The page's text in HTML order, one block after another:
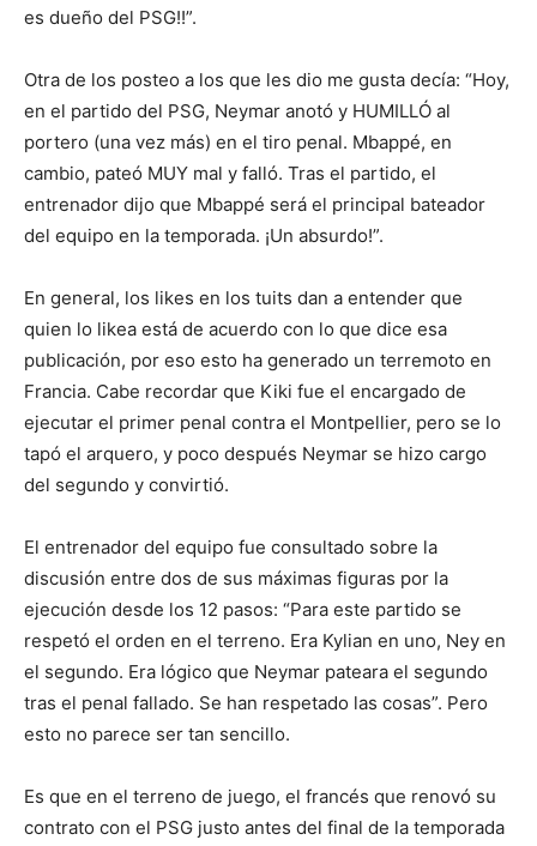
es dueño del PSG!!”.
Otra de los posteo a los que les dio me gusta decía: “Hoy,
en el partido del PSG, Neymar anotó y HUMILLÓ al
portero (una vez más) en el tiro penal. Mbappé, en
cambio, pateó MUY mal y falló. Tras el partido, el
entrenador dijo que Mbappé será el principal bateador
del equipo en la temporada. ¡Un absurdo!”.
En general, los likes en los tuits dan a entender que
quien lo likea está de acuerdo con lo que dice esa
publicación, por eso esto ha generado un terremoto en
Francia. Cabe recordar que Kiki fue el encargado de
ejecutar el primer penal contra el Montpellier, pero se lo
tapó el arquero, y poco después Neymar se hizo cargo
del segundo y convirtió.
El entrenador del equipo fue consultado sobre la
discusión entre dos de sus máximas figuras por la
ejecución desde los 12 pasos: “Para este partido se
respetó el orden en el terreno. Era Kylian en uno, Ney en
el segundo. Era lógico que Neymar pateara el segundo
tras el penal fallado. Se han respetado las cosas”. Pero
esto no parece ser tan sencillo.
Es que en el terreno de juego, el francés que renovó su
contrato con el PSG justo antes del final de la temporada